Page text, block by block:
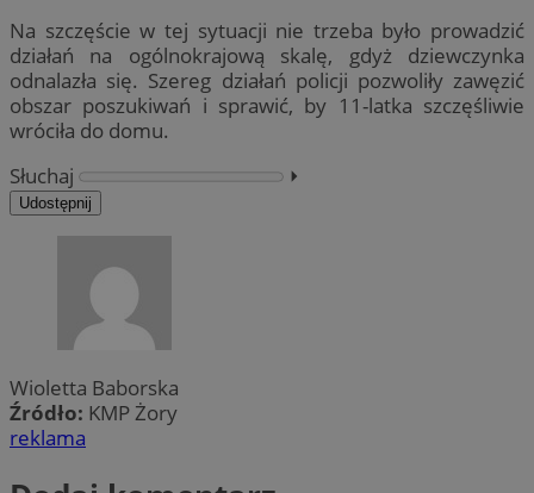
Na szczęście w tej sytuacji nie trzeba było prowadzić
działań na ogólnokrajową skalę, gdyż dziewczynka
odnalazła się. Szereg działań policji pozwoliły zawęzić
obszar poszukiwań i sprawić, by 11-latka szczęśliwie
wróciła do domu.
Słuchaj
⏵︎
Udostępnij
Wioletta Baborska
Źródło: KMP Żory
reklama